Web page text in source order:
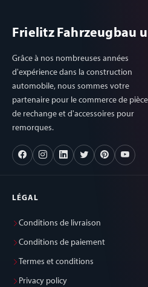
Frielitz Fahrzeugbau
Grâce à nos nombreuses années
d'expérience dans la construction
automobile, nous sommes votre
partenaire pour le commerce de
de rechange et d'accessoires pour
remorques.
LÉGAL
Conditions de livraison
Conditions de paiement
Termes et conditions
Privacy policy